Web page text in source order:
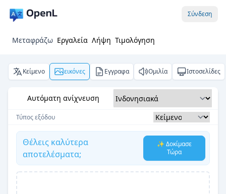
Σύνδεση
Μεταφράζω Εργαλεία Λήψη Τιμολόγηση
Κείμενο εικόνες Εγγραφα Ομιλία Ιστοσελίδες
Αυτόματη ανίχνευση
Τύπος εξόδου
Θέλεις καλύτερα
αποτελέσματα;
✨ Δοκίμασε
Τώρα